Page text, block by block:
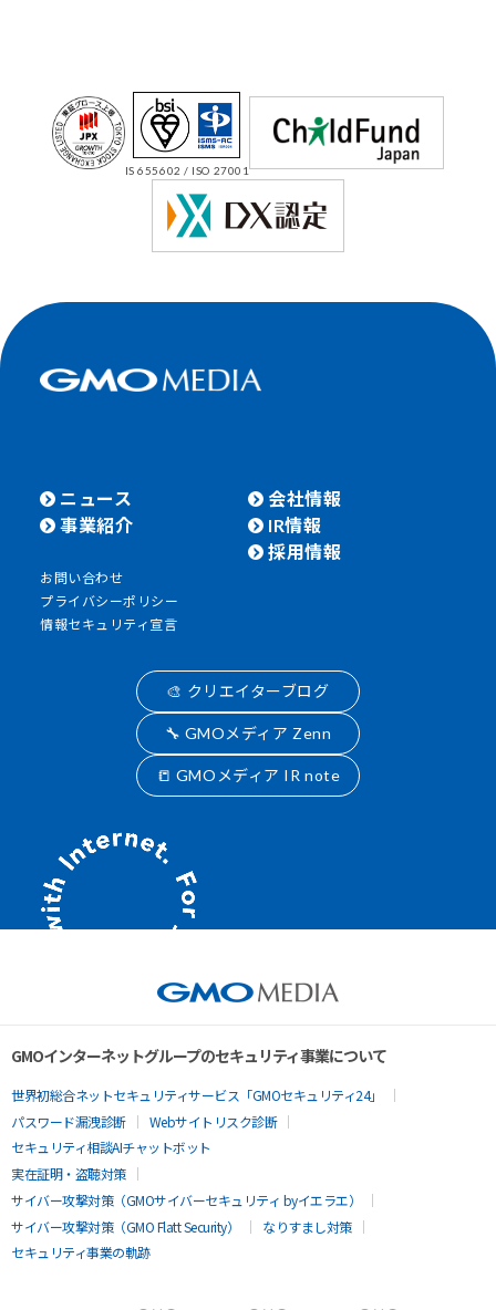
IS 655602 / ISO 27001
ニュース
事業紹介
会社情報
IR情報
採用情報
お問い合わせ
プライバシーポリシー
情報セキュリティ宣言
🎨 クリエイターブログ
🔧 GMOメディア Zenn
📒 GMOメディア IR note
GMOインターネットグループのセキュリティ事業について
世界初総合ネットセキュリティサービス「GMOセキュリティ24」
パスワード漏洩診断
Webサイトリスク診断
セキュリティ相談AIチャットボット
実在証明・盗聴対策
サイバー攻撃対策（GMOサイバーセキュリティ byイエラエ）
サイバー攻撃対策（GMO Flatt Security）
なりすまし対策
セキュリティ事業の軌跡